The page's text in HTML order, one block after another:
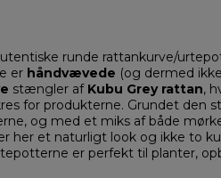
runde rattankurve/
er håndvævede (og dermed ikke
stængler af Kubu Grey rattan,
for produkterne. Grundet den
og med et miks af både
her et naturligt look og ikke to
er perfekt til planter,